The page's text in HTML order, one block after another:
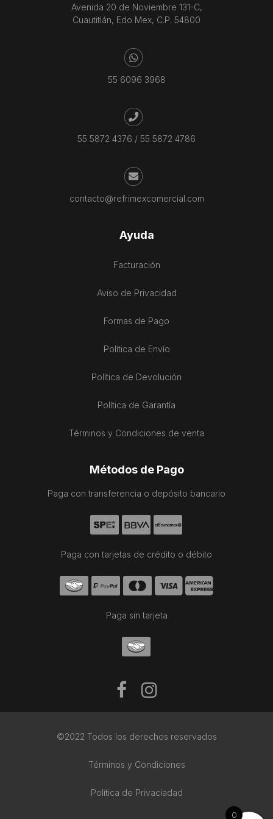
Avenida 20 de Noviembre 131-C,
Cuautitlán, Edo Mex, C.P. 54800
55 6096 3968
55 5872 4376 / 55 5872 4786
contacto@refrimexcomercial.com
Ayuda
Facturación
Aviso de Privacidad
Formas de Pago
Política de Envío
Política de Devolución
Política de Garantía
Términos y Condiciones de venta
Métodos de Pago
Paga con transferencia o depósito bancario
Paga con tarjetas de crédito o débito
Paga sin tarjeta
©2022 Todos los derechos reservados
Términos y Condiciones
Política de Privaciadad
0